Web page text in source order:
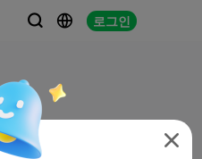
  로그인
